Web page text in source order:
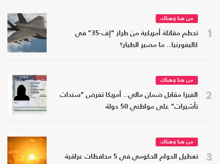
1
من هنا وهناك
تحطم مقاتلة أمريكية من طراز "إف-35" في
كاليفورنيا.. ما مصير الطيار؟
2
من هنا وهناك
الفيزا مقابل ضمان مالي.. أمريكا تفرض "سندات
تأشيرات" على مواطني 50 دولة
3
من هنا وهناك
تعطيل الدوام الحكومي في 5 محافظات عراقية